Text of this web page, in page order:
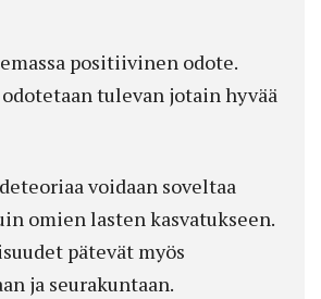
positiivinen odote.
tulevan jotain hyvää
voidaan soveltaa
omien lasten kasvatukseen.
pätevät myös
ja seurakuntaan.